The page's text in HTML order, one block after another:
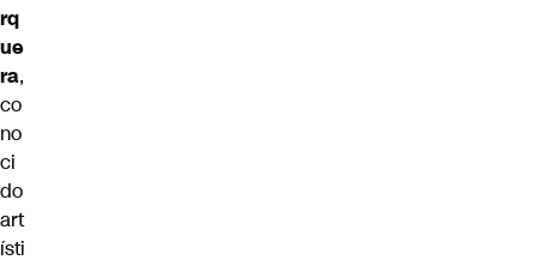
rq
ue
ra,
co
no
ci
do
art
ísti